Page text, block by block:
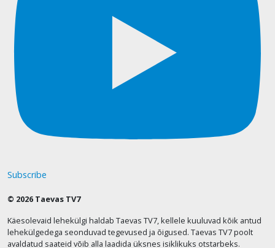
Subscribe
© 2026 Taevas TV7
Käesolevaid lehekülgi haldab Taevas TV7, kellele kuuluvad kõik antud
lehekülgedega seonduvad tegevused ja õigused. Taevas TV7 poolt
avaldatud saateid võib alla laadida üksnes isiklikuks otstarbeks.